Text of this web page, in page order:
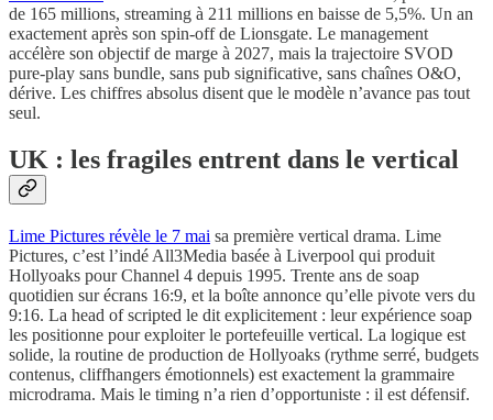
de 165 millions, streaming à 211 millions en baisse de 5,5%. Un an
exactement après son spin-off de Lionsgate. Le management
accélère son objectif de marge à 2027, mais la trajectoire SVOD
pure-play sans bundle, sans pub significative, sans chaînes O&O,
dérive. Les chiffres absolus disent que le modèle n’avance pas tout
seul.
UK : les fragiles entrent dans le vertical
Lime Pictures révèle le 7 mai sa première vertical drama. Lime
Pictures, c’est l’indé All3Media basée à Liverpool qui produit
Hollyoaks pour Channel 4 depuis 1995. Trente ans de soap
quotidien sur écrans 16:9, et la boîte annonce qu’elle pivote vers du
9:16. La head of scripted le dit explicitement : leur expérience soap
les positionne pour exploiter le portefeuille vertical. La logique est
solide, la routine de production de Hollyoaks (rythme serré, budgets
contenus, cliffhangers émotionnels) est exactement la grammaire
microdrama. Mais le timing n’a rien d’opportuniste : il est défensif.